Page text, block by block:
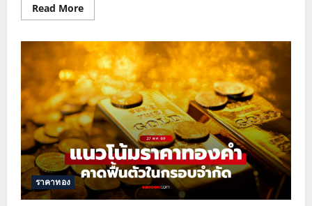
Read MoreRead
more
แนว
โน้ม
ราคา
ทองคำ
วัน
นี้
สรุป
ทิศทาง
ทอง
โลก
หลัง
ราคา
น้ำมัน
ดิ่ง
ราคาทอง